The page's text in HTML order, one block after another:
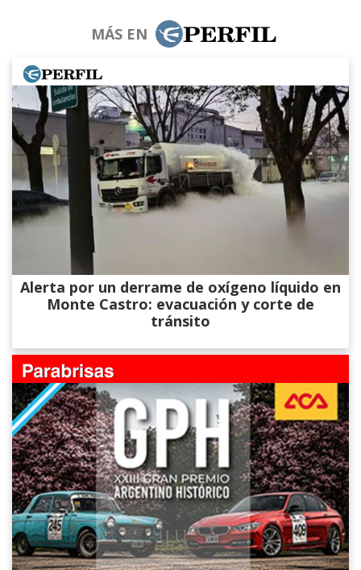
MÁS EN
Alerta por un derrame de oxígeno líquido en
Monte Castro: evacuación y corte de
tránsito